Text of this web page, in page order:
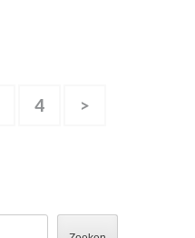
Pagina
4 >